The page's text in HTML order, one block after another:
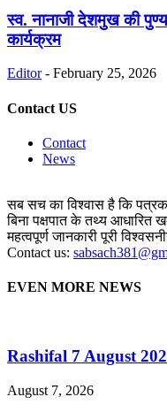
स्व. नानाजी देशमुख की
कार्यक्रम
Editor - February 25, 2026
Contact US
Contact
News
सब सच का विश्वास है कि
बिना पक्षपात के तथ्य आधारित
महत्वपूर्ण जानकारी पूरी
Contact us:
EVEN MORE NEWS
Rashifal 7 August
August 7, 2026